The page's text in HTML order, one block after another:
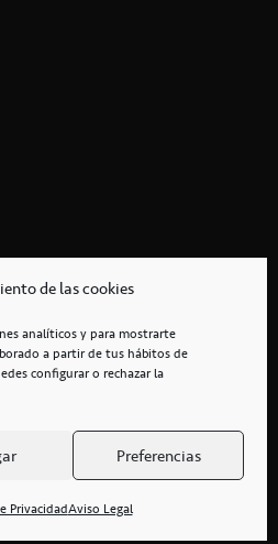
de las cookies
analíticos y para mostrarte
a partir de tus hábitos de
configurar o rechazar la
Preferencias
PrivacidadAviso Legal